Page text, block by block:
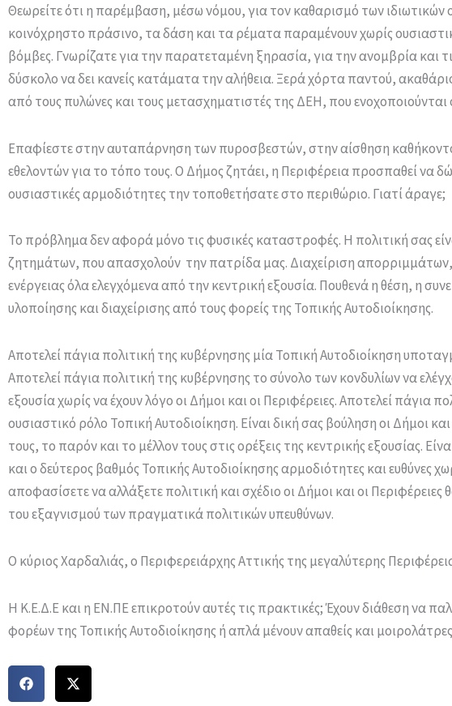
Θεωρείτε ότι η παρέμβαση, μέσω νόμου, για τον καθαρισμό των ιδιωτικών
κοινόχρηστο πράσινο, τα δάση και τα ρέματα παραμένουν χωρίς
βόμβες. Γνωρίζατε για την παρατεταμένη ξηρασία, για την ανομβρία και
δύσκολο να δει κανείς κατάματα την αλήθεια. Ξερά χόρτα παντού,
από τους πυλώνες και τους μετασχηματιστές της ΔΕΗ, που ενοχοποιούνται
Επαφίεστε στην αυταπάρνηση των πυροσβεστών, στην αίσθηση
εθελοντών για το τόπο τους. Ο Δήμος ζητάει, η Περιφέρεια προσπαθεί να
ουσιαστικές αρμοδιότητες την τοποθετήσατε στο περιθώριο. Γιατί άραγε;
Το πρόβλημα δεν αφορά μόνο τις φυσικές καταστροφές. Η πολιτική σας
ζητημάτων, που απασχολούν την πατρίδα μας. Διαχείριση
ενέργειας όλα ελεγχόμενα από την κεντρική εξουσία. Πουθενά η θέση, η
υλοποίησης και διαχείρισης από τους φορείς της Τοπικής Αυτοδιοίκησης.
Αποτελεί πάγια πολιτική της κυβέρνησης μία Τοπική Αυτοδιοίκηση
Αποτελεί πάγια πολιτική της κυβέρνησης το σύνολο των κονδυλίων να
εξουσία χωρίς να έχουν λόγο οι Δήμοι και οι Περιφέρειες. Αποτελεί πάγια
ουσιαστικό ρόλο Τοπική Αυτοδιοίκηση. Είναι δική σας βούληση οι Δήμοι
τους, το παρόν και το μέλλον τους στις ορέξεις της κεντρικής εξουσίας.
και ο δεύτερος βαθμός Τοπικής Αυτοδιοίκησης αρμοδιότητες και ευθύνες
αποφασίσετε να αλλάξετε πολιτική και σχέδιο οι Δήμοι και οι
του εξαγνισμού των πραγματικά πολιτικών υπευθύνων.
Ο κύριος Χαρδαλιάς, ο Περιφερειάρχης Αττικής της μεγαλύτερης
Η Κ.Ε.Δ.Ε και η ΕΝ.ΠΕ επικροτούν αυτές τις πρακτικές; Έχουν διάθεση να
φορέων της Τοπικής Αυτοδιοίκησης ή απλά μένουν απαθείς και